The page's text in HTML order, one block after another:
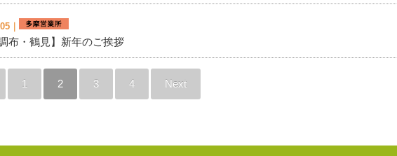
｜
布・鶴見】新年のご挨拶
1 2 3 4 Next